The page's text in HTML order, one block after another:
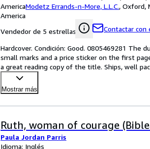
AmericaModetz Errands-n-More, L.L.C., Oxford,
America
Vendedor de 5 estrellas
Contactar con
Hardcover. Condición: Good. 0805469281
small marks and a price sticker on the first
a great reading copy of the title. Ships, well
Mostrar más
Ruth, woman of courage
Paula Jordan Parris
Idioma: Inglés